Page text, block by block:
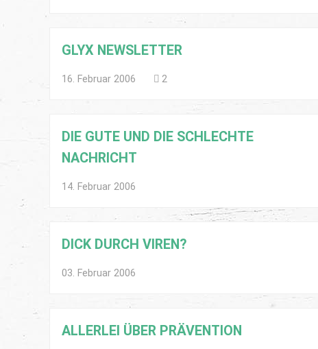
GLYX NEWSLETTER
16. Februar 2006 2
DIE GUTE UND DIE SCHLECHTE
NACHRICHT
14. Februar 2006
DICK DURCH VIREN?
03. Februar 2006
ALLERLEI ÜBER PRÄVENTION